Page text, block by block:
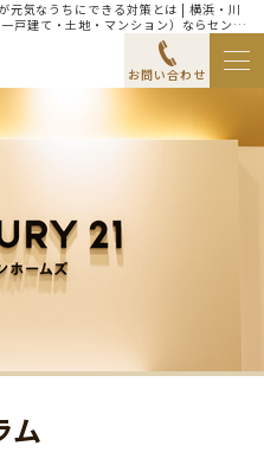
元気なうちにできる対策とは | 横浜・川
戸建て・土地・マンション）ならセンチ
お問い合わせ
ム